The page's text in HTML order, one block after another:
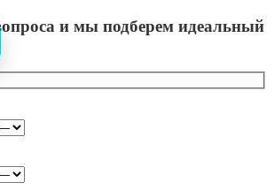
и мы подберем идеальный